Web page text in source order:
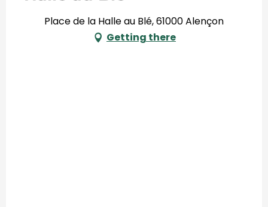
Place de la Halle au Blé, 61000 Alençon
Getting there